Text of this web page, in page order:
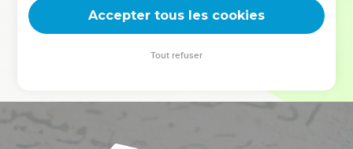
équipe, un groupe ou une famille, leur expérience est faite
Accepter tous les cookies
Tout refuser